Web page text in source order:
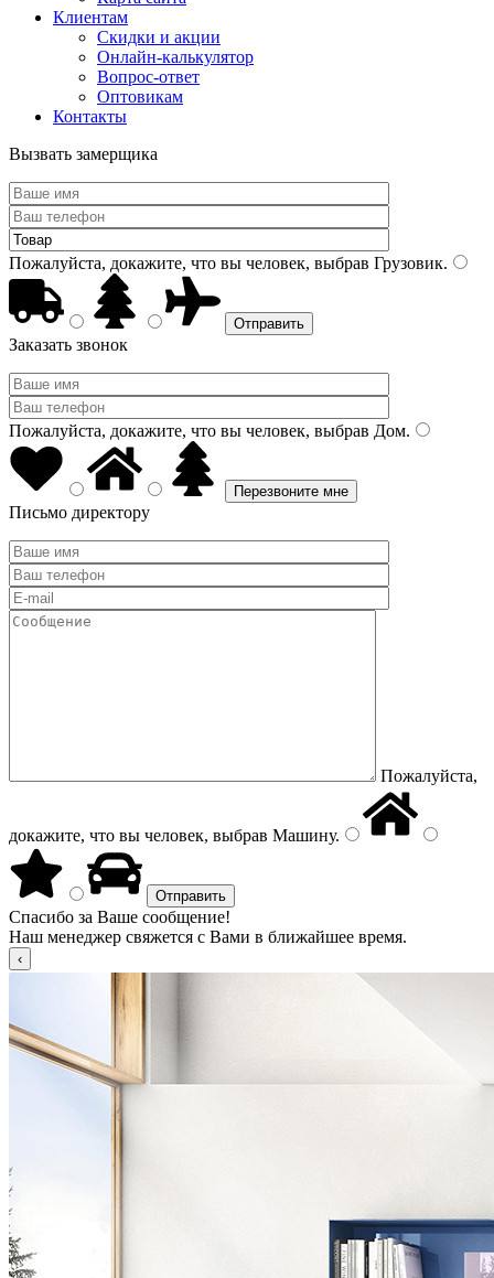
Клиентам
Скидки и акции
Онлайн-калькулятор
Вопрос-ответ
Оптовикам
Контакты
Вызвать замерщика
Пожалуйста, докажите, что вы человек, выбрав Грузовик.
Заказать звонок
Пожалуйста, докажите, что вы человек, выбрав Дом.
Письмо директору
Пожалуйста,
докажите, что вы человек, выбрав Машину.
Спасибо за Ваше сообщение!
Наш менеджер свяжется с Вами в ближайшее время.